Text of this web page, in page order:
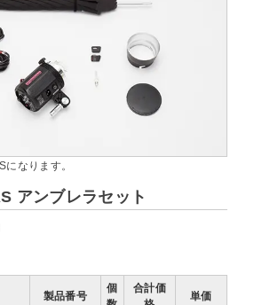
なります。
アンブレラセット
製品番号
個
合計価
単価